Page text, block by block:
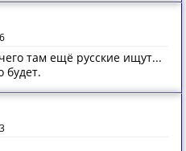
там ещё русские ищут...
будет.